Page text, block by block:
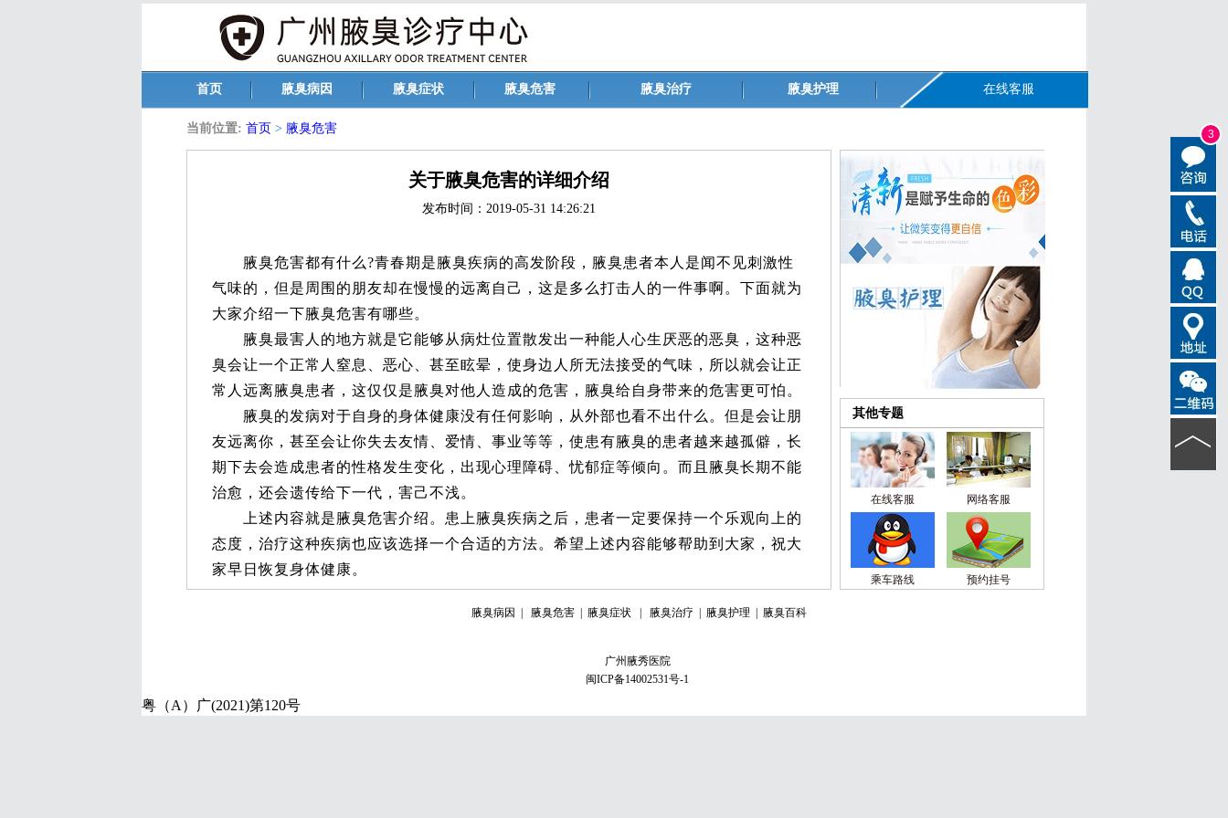
3
首页 腋臭病因 腋臭症状 腋臭危害 腋臭治疗 腋臭护理 在线客服
当前位置: 首页 > 腋臭危害
关于腋臭危害的详细介绍
发布时间：2019-05-31 14:26:21
腋臭危害都有什么?青春期是腋臭疾病的高发阶段，腋臭患者本人是闻不见刺激性
气味的，但是周围的朋友却在慢慢的远离自己，这是多么打击人的一件事啊。下面就为
大家介绍一下腋臭危害有哪些。
腋臭最害人的地方就是它能够从病灶位置散发出一种能人心生厌恶的恶臭，这种恶
臭会让一个正常人窒息、恶心、甚至眩晕，使身边人所无法接受的气味，所以就会让正
常人远离腋臭患者，这仅仅是腋臭对他人造成的危害，腋臭给自身带来的危害更可怕。
腋臭的发病对于自身的身体健康没有任何影响，从外部也看不出什么。但是会让朋
友远离你，甚至会让你失去友情、爱情、事业等等，使患有腋臭的患者越来越孤僻，长
期下去会造成患者的性格发生变化，出现心理障碍、忧郁症等倾向。而且腋臭长期不能
治愈，还会遗传给下一代，害己不浅。
上述内容就是腋臭危害介绍。患上腋臭疾病之后，患者一定要保持一个乐观向上的
态度，治疗这种疾病也应该选择一个合适的方法。希望上述内容能够帮助到大家，祝大
家早日恢复身体健康。
其他专题
在线客服 网络客服
乘车路线 预约挂号
腋臭病因 腋臭危害| 腋臭症状| 腋臭治疗 腋臭护理 腋臭百科
广州腋秀医院
闽ICP备14002531号-1
粤（A）广(2021)第120号